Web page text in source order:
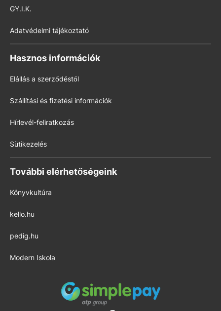
GY.I.K.
Adatvédelmi tájékoztató
Hasznos információk
Elállás a szerződéstől
Szállítási és fizetési információk
Hírlevél-feliratkozás
Sütikezelés
További elérhetőségeink
Könyvkultúra
kello.hu
pedig.hu
Modern Iskola